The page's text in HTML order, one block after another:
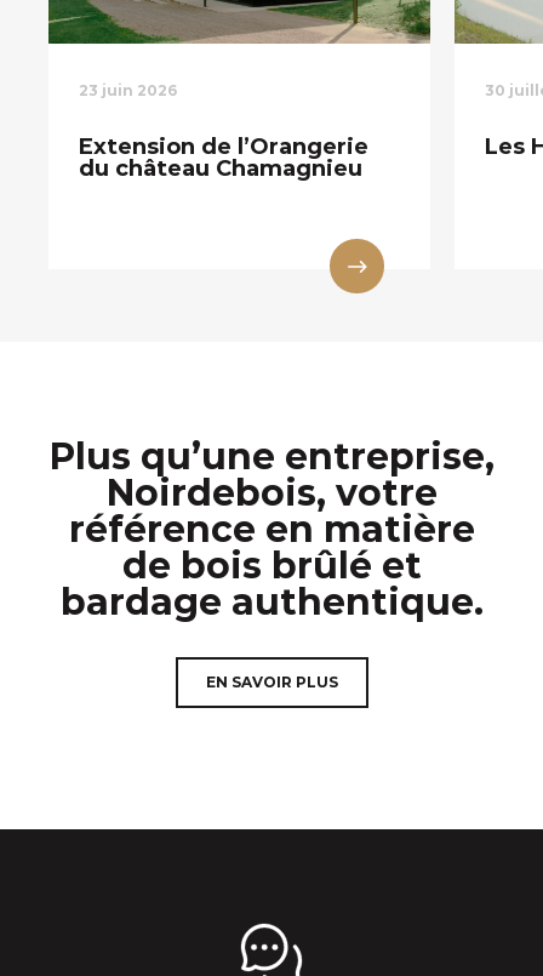
23 juin 2026
Extension de l’Orangerie
du château Chamagnieu
30
Les
Plus qu’une entreprise,
Noirdebois, votre
référence en matière
de bois brûlé et
bardage authentique.
EN SAVOIR PLUS